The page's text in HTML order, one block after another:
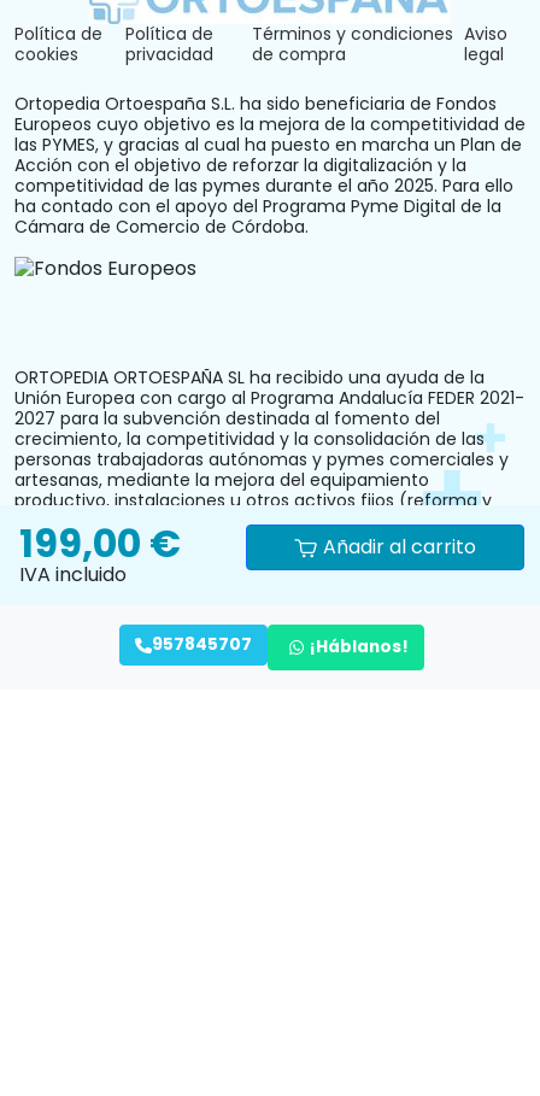
Política de
cookies
Política de
privacidad
Términos y condiciones
de compra
Aviso
legal
Ortopedia Ortoespaña S.L. ha sido beneficiaria de Fondos
Europeos cuyo objetivo es la mejora de la competitividad de
las PYMES, y gracias al cual ha puesto en marcha un Plan de
Acción con el objetivo de reforzar la digitalización y la
competitividad de las pymes durante el año 2025. Para ello
ha contado con el apoyo del Programa Pyme Digital de la
Cámara de Comercio de Córdoba.
ORTOPEDIA ORTOESPAÑA SL ha recibido una ayuda de la
Unión Europea con cargo al Programa Andalucía FEDER 2021-
2027 para la subvención destinada al fomento del
crecimiento, la competitividad y la consolidación de las
personas trabajadoras autónomas y pymes comerciales y
artesanas, mediante la mejora del equipamiento
productivo, instalaciones u otros activos fijos (reforma y
acondicionamiento del local comercial). N.º Expediente:
PYM242024CO000000028.
199,00 €
IVA incluido
Añadir al carrito
957845707 ¡Háblanos!